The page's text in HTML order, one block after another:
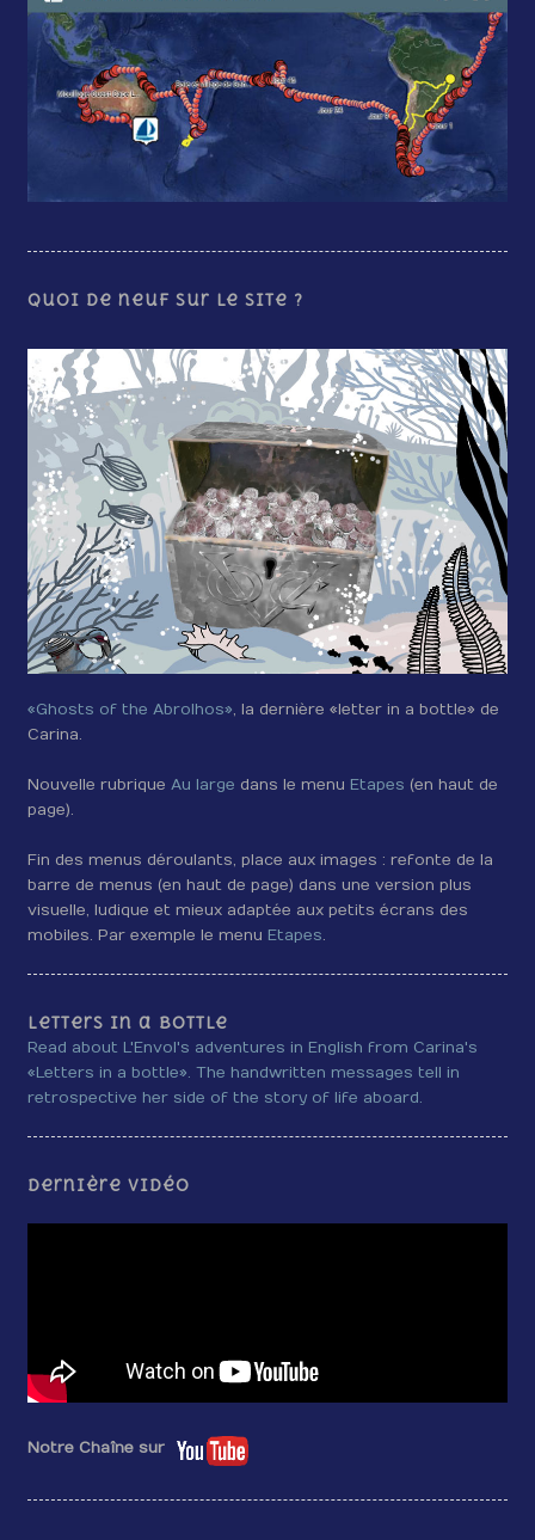
Quoi de neuf sur le site ?
«Ghosts of the Abrolhos», la dernière «letter in a bottle» de
Carina.
Nouvelle rubriqueAu large dans le menu Etapes (en haut de
page).
Fin des menus déroulants, place aux images : refonte de la
barre de menus (en haut de page) dans une version plus
visuelle, ludique et mieux adaptée aux petits écrans des
mobiles. Par exemple le menu Etapes.
Letters in a bottle
Read about L'Envol's adventures in English from Carina's
«Letters in a bottle». The handwritten messages tell in
retrospective her side of the story of life aboard.
Dernière vidéo
Notre Chaîne sur